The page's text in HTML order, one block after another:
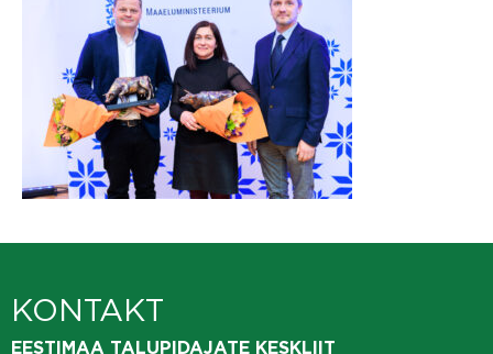
KONTAKT
EESTIMAA TALUPIDAJATE KESKLIIT